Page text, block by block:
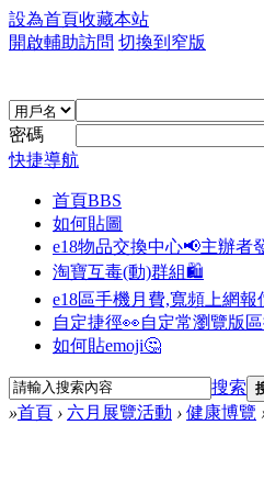
設為首頁收藏本站
開啟輔助訪問 切換到窄版
密碼
快捷導航
首頁BBS
如何貼圖
e18物品交換中心📢主辦者
淘寶互毒(動)群組🛍️
e18區手機月費,寬頻上網報
自定捷徑👀自定常瀏覽版
如何貼emoji🤔
搜索
»首頁 › 六月展覽活動 › 健康博覽